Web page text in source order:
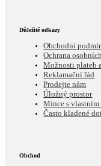
Důležité odkazy
Obchodní
Ochrana
Možnosti plateb
Reklamační řád
Prodejte nám
Úložný prostor
Mince s
Často kladené
Obchod